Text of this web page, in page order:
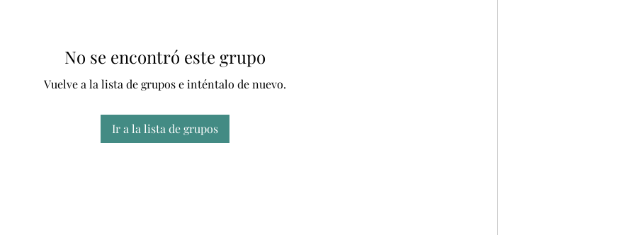
No se encontró este grupo
Vuelve a la lista de grupos e inténtalo de nuevo.
Ir a la lista de grupos